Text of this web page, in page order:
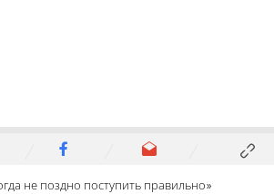
не поздно поступить правильно»